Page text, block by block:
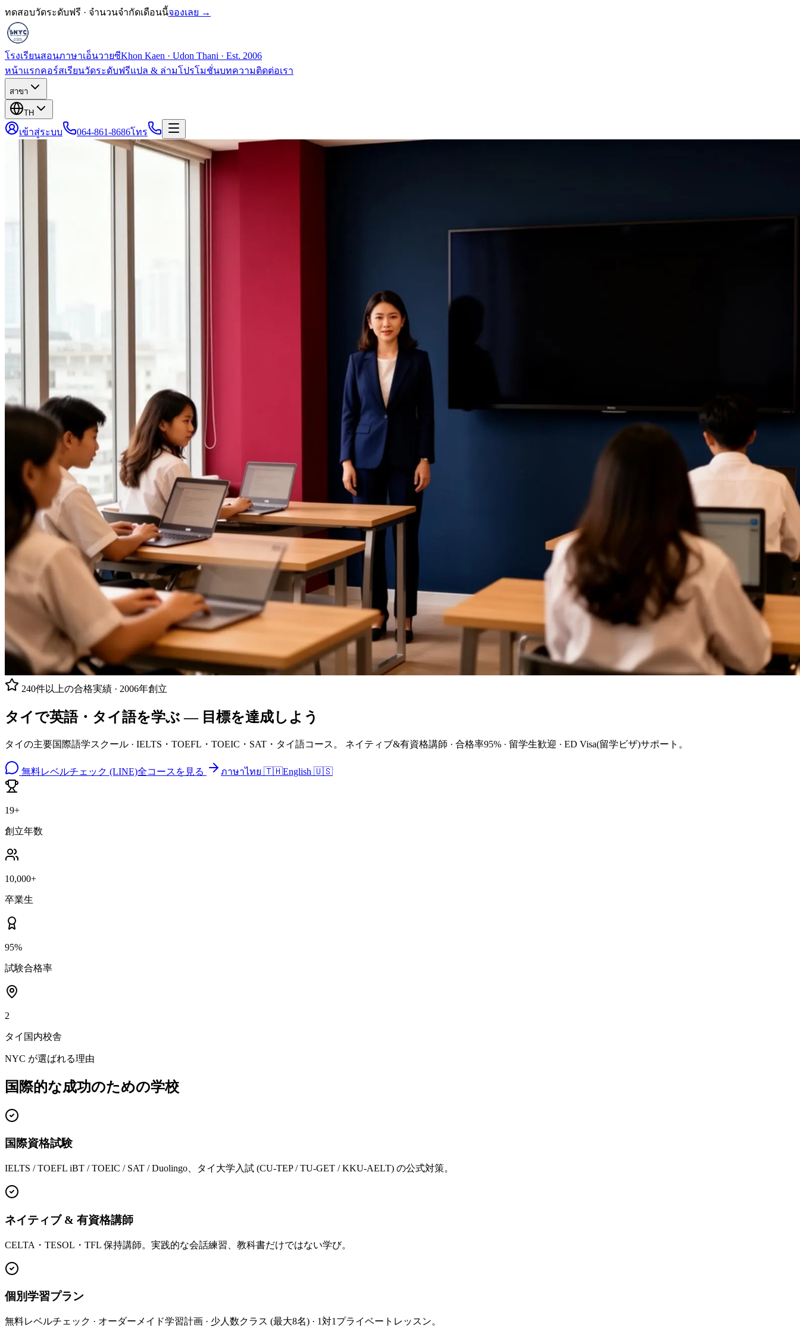
ทดสอบวัดระดับฟรี · จำนวนจำกัดเดือนนี้จองเลย →
โรงเรียนสอนภาษาเอ็นวายซีKhon Kaen · Udon Thani · Est. 2006
หน้าแรกคอร์สเรียนวัดระดับฟรีแปล & ล่ามโปรโมชั่นบทความติดต่อเรา
สาขา
TH
เข้าสู่ระบบ 064-861-8686โทร
240件以上の合格実績 · 2006年創立
タイで英語・タイ語を学ぶ — 目標を達成しよう
タイの主要国際語学スクール · IELTS・TOEFL・TOEIC・SAT・タイ語コース。 ネイティブ&有資格講師 · 合格率95% · 留学生歓迎 · ED Visa(留学ビザ)サポート。
無料レベルチェック (LINE)全コースを見る ภาษาไทย 🇹🇭English 🇺🇸
19+
創立年数
10,000+
卒業生
95%
試験合格率
2
タイ国内校舎
NYC が選ばれる理由
国際的な成功のための学校
国際資格試験
IELTS / TOEFL iBT / TOEIC / SAT / Duolingo、タイ大学入試 (CU-TEP / TU-GET / KKU-AELT) の公式対策。
ネイティブ & 有資格講師
CELTA・TESOL・TFL 保持講師。実践的な会話練習、教科書だけではない学び。
個別学習プラン
無料レベルチェック · オーダーメイド学習計画 · 少人数クラス (最大8名) · 1対1プライベートレッスン。